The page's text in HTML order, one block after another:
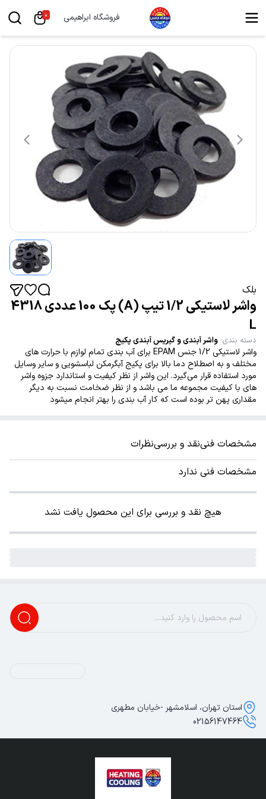
فروشگاه ابراهیمی 0
بلک
واشر لاستیکی 1/2 تیپ (A) پک 100 عددی 4318
L
دسته بندی: واشر آبندی و گیریس آبندی پکیج
واشر لاستیکی 1/2 جنس EPAM برای آب بندی تمام لوازم با حرارت های
مختلف و به اصطلاح دما بالا برای پکیج آبگرمکن لباسشویی و سایر وسایل
مورد استفاده قرار می‌گیرد. این واشر از نظر کیفیت و استاندارد جزوه واشر
های با کیفیت مجموعه ما می باشد و از نظر ضخامت نسبت به دیگر
مقداری پهن تر بوده است که کار آب بندی را بهتر انجام میشود
مشخصات فنینقد و بررسینظرات
مشخصات فنی ندارد
هیچ نقد و بررسی برای این محصول یافت نشد
استان تهران، اسلامشهر -خیابان مطهری
02156147464